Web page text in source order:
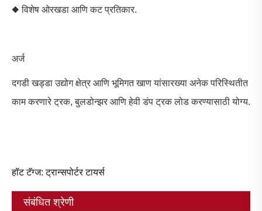
◆ विशेष ओरखडा आणि कट प्रतिकार.
अर्ज
दगडी खड्डा उद्योग क्षेत्र आणि भूमिगत खाण यांसारख्या अनेक परिस्थितीत
काम करणारे ट्रक, बुलडोन्झर आणि हेवी डंप ट्रक लोड करण्यासाठी योग्य.
हॉट टॅग्ज: ट्रान्सपोर्टर टायर्स
संबंधित श्रेणी